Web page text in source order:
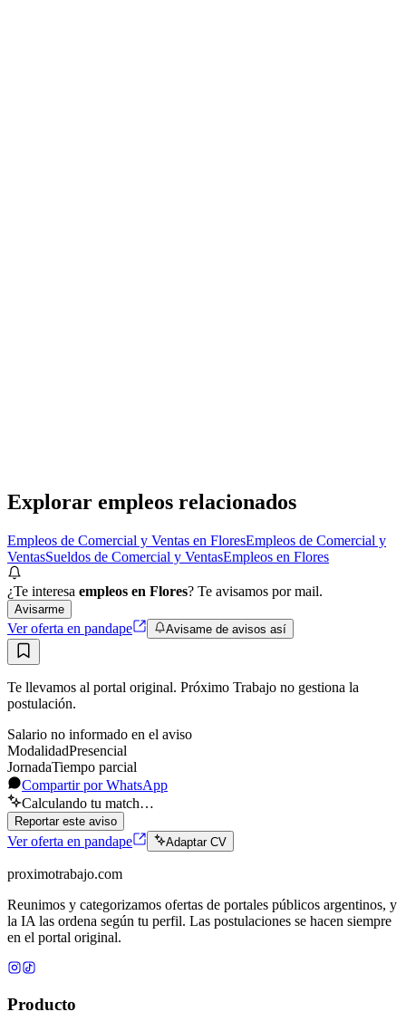
Explorar empleos relacionados
Empleos de Comercial y Ventas en FloresEmpleos de Comercial y
VentasSueldos de Comercial y VentasEmpleos en Flores
¿Te interesa empleos en Flores? Te avisamos por mail.
Avisarme
Ver oferta en pandape Avisame de avisos así
Te llevamos al portal original. Próximo Trabajo no gestiona la
postulación.
Salario no informado en el aviso
ModalidadPresencial
JornadaTiempo parcial
Compartir por WhatsApp
Calculando tu match…
Reportar este aviso
Ver oferta en pandape Adaptar CV
proximotrabajo.com
Reunimos y categorizamos ofertas de portales públicos argentinos, y
la IA las ordena según tu perfil. Las postulaciones se hacen siempre
en el portal original.
Producto